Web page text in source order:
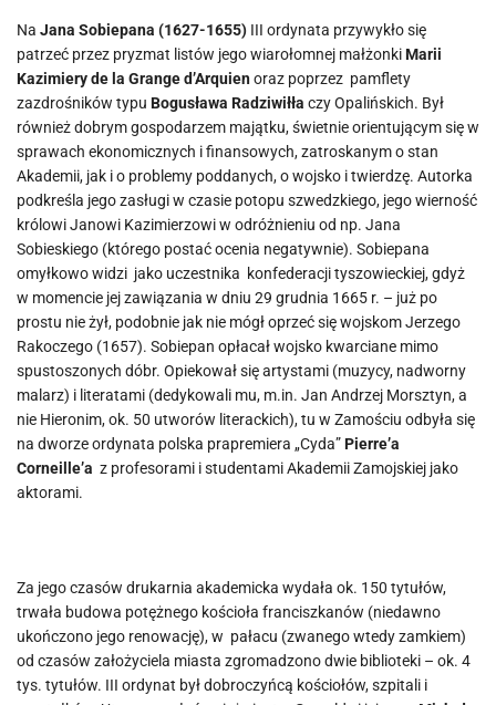
Na Jana Sobiepana (1627-1655) III ordynata przywykło się
patrzeć przez pryzmat listów jego wiarołomnej małżonkiMarii
Kazimiery de la Grange d’Arquienoraz poprzez pamflety
zazdrośników typu Bogusława Radziwiłła czy Opalińskich. Był
również dobrym gospodarzem majątku, świetnie orientującym się w
sprawach ekonomicznych i finansowych, zatroskanym o stan
Akademii, jak i o problemy poddanych, o wojsko i twierdzę. Autorka
podkreśla jego zasługi w czasie potopu szwedzkiego, jego wierność
królowi Janowi Kazimierzowi w odróżnieniu od np. Jana
Sobieskiego (którego postać ocenia negatywnie). Sobiepana
omyłkowo widzi jako uczestnika konfederacji tyszowieckiej, gdyż
w momencie jej zawiązania w dniu 29 grudnia 1665 r. – już po
prostu nie żył, podobnie jak nie mógł oprzeć się wojskom Jerzego
Rakoczego (1657). Sobiepan opłacał wojsko kwarciane mimo
spustoszonych dóbr. Opiekował się artystami (muzycy, nadworny
malarz) i literatami (dedykowali mu, m.in. Jan Andrzej Morsztyn, a
nie Hieronim, ok. 50 utworów literackich), tu w Zamościu odbyła się
na dworze ordynata polska prapremiera „Cyda”Pierre’a
Corneille’a z profesorami i studentami Akademii Zamojskiej jako
aktorami.
Za jego czasów drukarnia akademicka wydała ok. 150 tytułów,
trwała budowa potężnego kościoła franciszkanów (niedawno
ukończono jego renowację), w pałacu (zwanego wtedy zamkiem)
od czasów założyciela miasta zgromadzono dwie biblioteki – ok. 4
tys. tytułów. III ordynat był dobroczyńcą kościołów, szpitali i